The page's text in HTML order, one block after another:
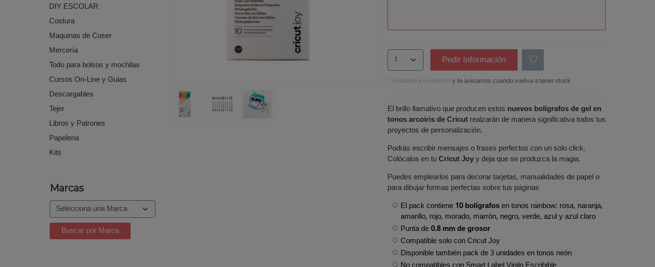
DIY ESCOLAR
Costura
Maquinas de Coser
Mercería
Todo para bolsos y mochilas
Cursos On-Line y Guias
Descargables
Tejer
Libros y Patrones
Papeleria
Kits
Marcas
Pedir Información
Añádelo a tu wishlisty te avisamos cuando vuelva a tener stock
El brillo llamativo que producen estos nuevos bolígrafos de gel en
tonos arcoiris de Cricutrealzarán de manera significativa todos tus
proyectos de personalización.
Podrás escribir mensajes o frases perfectos con un solo click.
Colócalos en tuCricut Joyy deja que se produzca la magia.
Puedes emplearlos para decorar tarjetas, manualidades de papel o
para dibujar formas perfectas sobre tus páginas
El pack contiene10 bolígrafosen tonos rainbow: rosa, naranja,
amarillo, rojo, morado, marrón, negro, verde, azul y azul claro
Punta de0.8 mm de grosor
Compatible solo con Cricut Joy
Disponible también pack de 3 unidades en tonos neón